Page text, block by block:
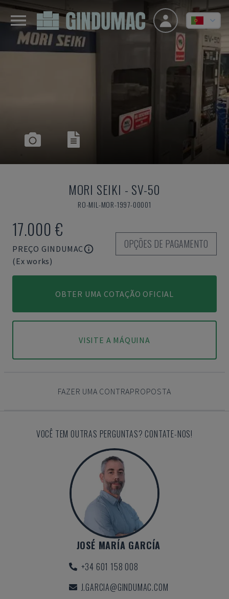
MORI SEIKI - SV-50
RO-MIL-MOR-1997-00001
17.000 €
PREÇO GINDUMAC
(Ex works)
OPÇÕES DE PAGAMENTO
OBTER UMA COTAÇÃO OFICIAL
VISITE A MÁQUINA
FAZER UMA CONTRAPROPOSTA
VOCÊ TEM OUTRAS PERGUNTAS? CONTATE-NOS!
JOSÉ MARÍA GARCÍA
+34 601 158 008
J.GARCIA@GINDUMAC.COM